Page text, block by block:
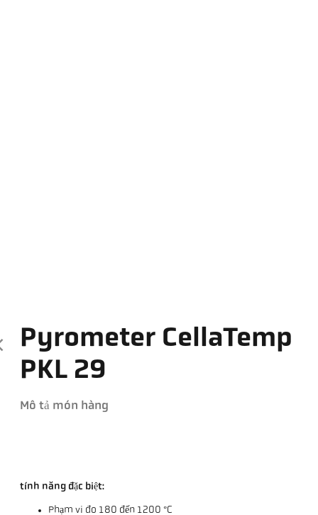
Pyrometer CellaTemp
PKL 29
Mô tả món hàng
tính năng đặc biệt:
Phạm vi đo 180 đến 1200 °C